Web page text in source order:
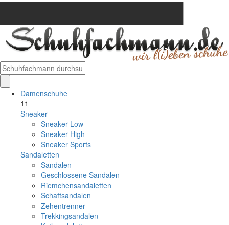
Damenschuhe
11
Sneaker
Sneaker Low
Sneaker High
Sneaker Sports
Sandaletten
Sandalen
Geschlossene Sandalen
Riemchensandaletten
Schaftsandalen
Zehentrenner
Trekkingsandalen